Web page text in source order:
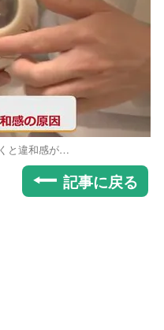
と違和感が…
記事に戻る